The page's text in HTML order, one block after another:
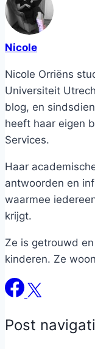
Nicole
Nicole Orriëns
Universiteit
blog, en
heeft haar eigen
Services.
Haar
antwoorden en
waarmee
krijgt.
Ze is getrouwd
kinderen. Ze
Post